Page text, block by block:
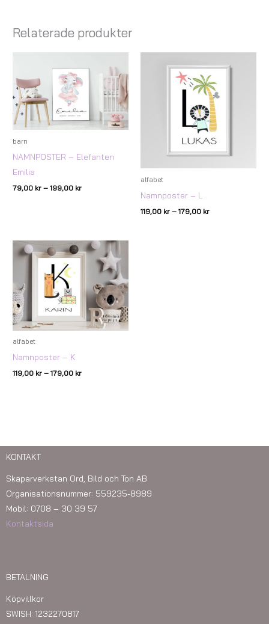
Relaterade produkter
barn
NAMNPOSTER – Elefanten
Emilia
79,00 kr – 199,00 kr
79,00 kr
199,00 kr
alfabet
Namnposter – L
119,00 kr – 179,00 kr
119,00 kr
till
179,00 kr
alfabet
Namnposter – K
119,00 kr – 179,00 kr
Prisintervall:
119,00 kr
179,00 kr
KONTAKT
Skaparverkstan Ord, Bild och Ton AB
Organisationsnummer: 559235-8989
Mobil: 0708 – 30 39 57
Kontaktsida
BETALNING
Köpvillkor
SWISH: 1232270817